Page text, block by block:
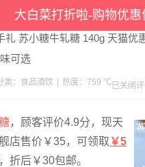
大白菜打折啦-购物优惠
优惠>食品酒饮>文章详情
礼 苏小糖牛轧糖 140g 天猫优
味可选
类： 食品酒饮 热度：759 ℃ 已关闭
，顾客评价4.9分，现天
店售价￥35，可领取 ￥5
折后￥30包邮。